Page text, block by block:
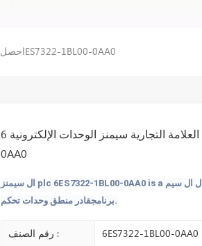
احصل على مخزون العلامة التجارية سيمنز الوحدات الإلكترونية 6ES7322-1BL00-0AA0
احصل على مخزون العلامة التجارية سيمنز الوحدات الإلكترونية 6ES7322-1BL00-
0AA0
ال سيمنز plc 6ES7322-1 BL00-0AA0 is a ل ال سيم
برنامجقادر منطق وحدات تحكم .
رقم الصنف :
6ES7322-1BL00-0AA0